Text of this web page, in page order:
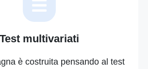
Test multivariati
è costruita pensando al test